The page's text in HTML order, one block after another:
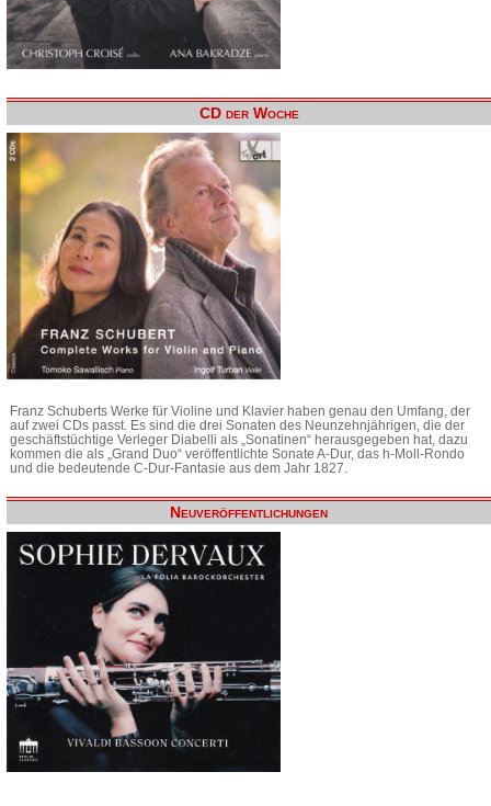
CD der Woche
Franz Schuberts Werke für Violine und Klavier haben genau den Umfang, der
auf zwei CDs passt. Es sind die drei Sonaten des Neunzehnjährigen, die der
geschäftstüchtige Verleger Diabelli als „Sonatinen“ herausgegeben hat, dazu
kommen die als „Grand Duo“ veröffentlichte Sonate A-Dur, das h-Moll-Rondo
und die bedeutende C-Dur-Fantasie aus dem Jahr 1827.
Neuveröffentlichungen